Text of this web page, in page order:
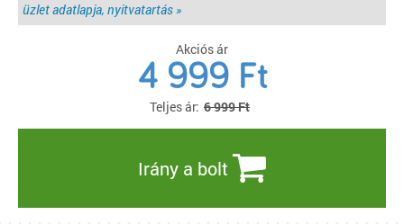
üzlet adatlapja, nyitvatartás »
Akciós ár
4 999 Ft
Teljes ár: 6 999 Ft
Irány a bolt